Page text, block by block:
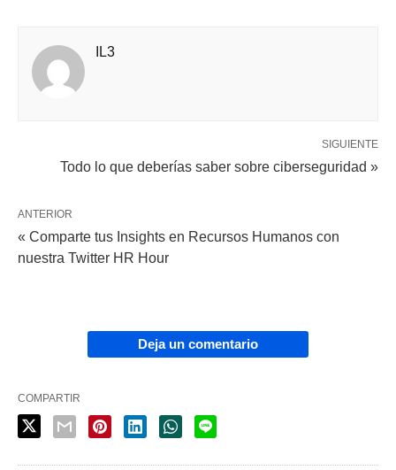
IL3
SIGUIENTE
Todo lo que deberías saber sobre ciberseguridad »
ANTERIOR
« Comparte tus Insights en Recursos Humanos con
nuestra Twitter HR Hour
Deja un comentario
COMPARTIR